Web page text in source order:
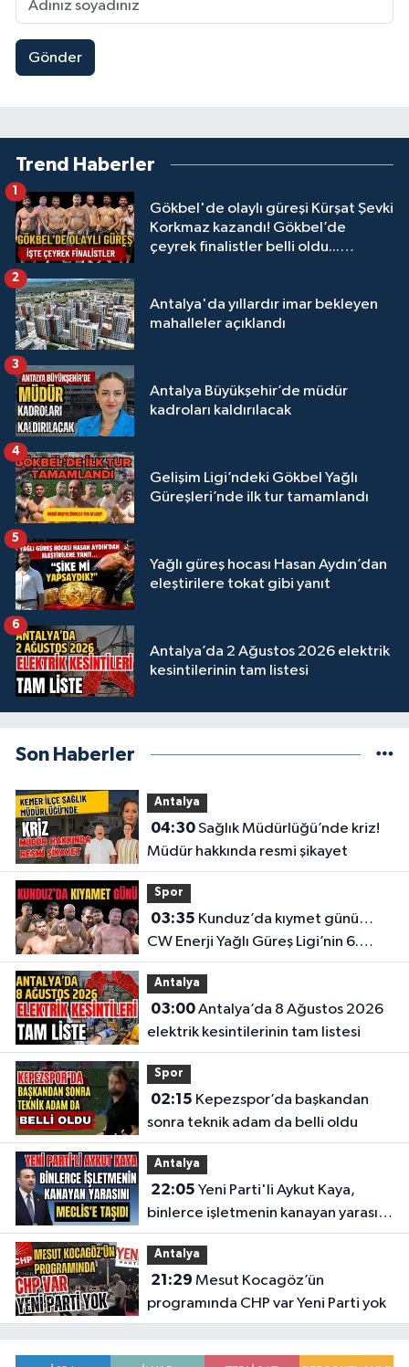
Gönder
Trend Haberler
Gökbel'de olaylı güreşi Kürşat Şevki
Korkmaz kazandı! Gökbel’de
çeyrek finalistler belli oldu...
1
Antalya'da yıllardır imar bekleyen
mahalleler açıklandı
2
Antalya Büyükşehir’de müdür
kadroları kaldırılacak
3
Gelişim Ligi’ndeki Gökbel Yağlı
Güreşleri’nde ilk tur tamamlandı
4
Yağlı güreş hocası Hasan Aydın’dan
eleştirilere tokat gibi yanıt
5
Antalya’da 2 Ağustos 2026 elektrik
kesintilerinin tam listesi
6
Son Haberler
Antalya
04:30Sağlık Müdürlüğü’nde kriz!
Müdür hakkında resmi şikayet
Spor
03:35
CW Enerji Yağlı Güreş Ligi’nin 6.
Etabı öncesi nefesler tutuldu
Antalya
03:00Antalya’da 8 Ağustos 2026
elektrik kesintilerinin tam listesi
Spor
02:15
sonra teknik adam da belli oldu
Antalya
22:05
binlerce işletmenin kanayan yarasını
Meclis'e taşıdı
Antalya
21:29
programında CHP var Yeni Parti yok